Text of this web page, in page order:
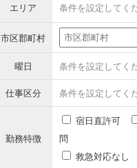
エリア 条件を設定してく
市区郡町村
曜日 条件を設定してく
仕事区分 条件を設定してく
勤務特徴
宿日直許可
問
救急対応なし